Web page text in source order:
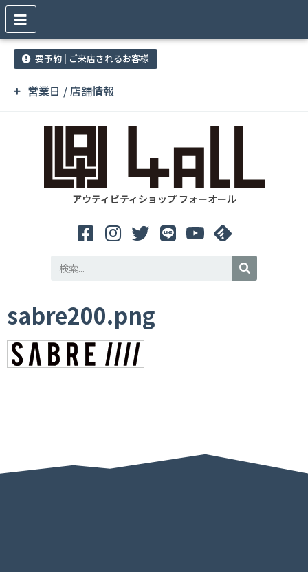
営業日 / 店舗情報
要予約 | ご来店されるお客様
アウティビティショップ フォーオール
sabre200.png